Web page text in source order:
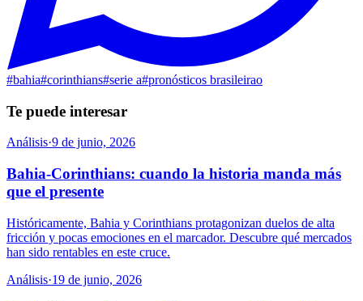
#bahia#corinthians#serie a#pronósticos brasileirao
Te puede interesar
Análisis·9 de junio, 2026
Bahia-Corinthians: cuando la historia manda más
que el presente
Históricamente, Bahia y Corinthians protagonizan duelos de alta
fricción y pocas emociones en el marcador. Descubre qué mercados
han sido rentables en este cruce.
Análisis·19 de junio, 2026